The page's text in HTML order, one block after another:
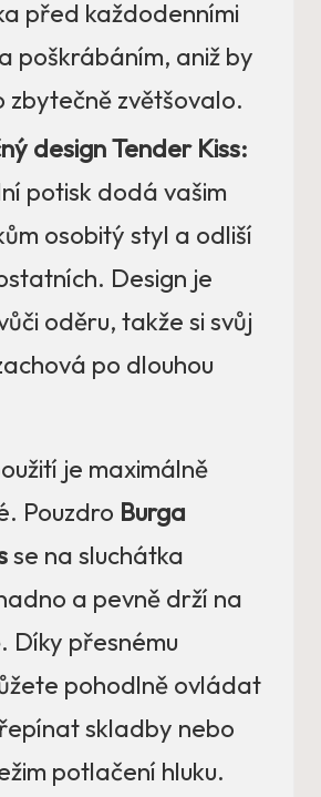
před každodenními
poškrábáním, aniž by
zbytečně zvětšovalo.
design Tender Kiss:
potisk dodá vašim
osobitý styl a odliší
Design je
oděru, takže si svůj
po dlouhou
je maximálně
Pouzdro Burga
se na sluchátka
a pevně drží na
Díky přesnému
pohodlně ovládat
skladby nebo
potlačení hluku.